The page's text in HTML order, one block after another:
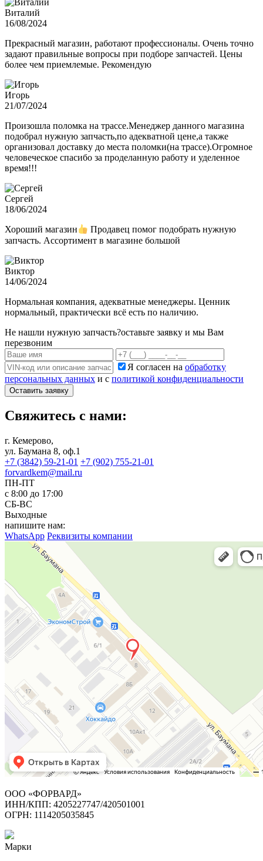
Виталий
16/08/2024
Прекрасный магазин, работают профессионалы. Очень точно
задают правильные вопросы при подборе запчастей. Цены
более чем приемлемые. Рекомендую
Игорь
21/07/2024
Произошла поломка на трассе.Менеджер данного магазина
подобрал нужную запчасть,по адекватной цене,а также
организовал доставку до места поломки(на трассе).Огромное
человеческое спасибо за проделанную работу и уделенное
время!!!
Сергей
18/06/2024
Хороший магазин
Продавец помог подобрать нужную
запчасть. Ассортимент в магазине большой
Виктор
14/06/2024
Нормальная компания, адекватные менеджеры. Ценник
нормальный, практически всё есть по наличию.
Не нашли нужную запчасть?оставьте заявку и мы Вам
перезвоним
Я согласен на обработку
персональных данных и с политикой конфиденциальности
Оставить заявку
Свяжитесь с нами:
г. Кемерово,
ул. Баумана 8, оф.1
+7 (3842) 59-21-01 +7 (902) 755-21-01
forvardkem@mail.ru
ПН-ПТ
с 8:00 до 17:00
СБ-ВС
Выходные
напишите нам:
WhatsApp Реквизиты компании
ООО «ФОРВАРД»
ИНН/КПП: 4205227747/420501001
ОГРН: 1114205035845
Марки